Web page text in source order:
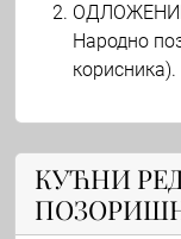
Народно
корисника).
КУЋНИ